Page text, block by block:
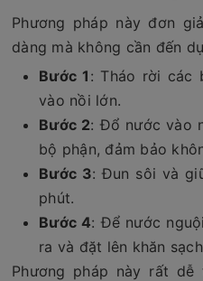
Phương pháp này đơn
dàng mà không cần đến
Bước 1 : Tháo rời các
vào nồi lớn.
Bước 2: Đổ nước vào
bộ phận, đảm bảo
Bước 3: Đun sôi và
phút.
Bước 4: Để nước
ra và đặt lên khăn
Phương pháp này rất